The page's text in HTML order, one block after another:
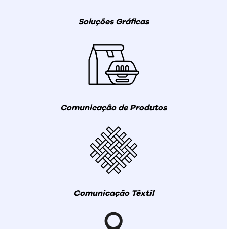
Soluções Gráficas
Comunicação de Produtos
Comunicação Têxtil